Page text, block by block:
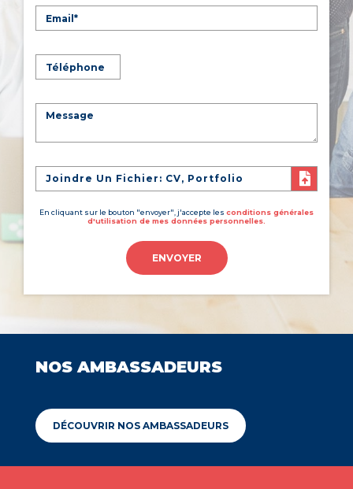
Joindre Un Fichier: CV, Portfolio
En cliquant sur le bouton "envoyer", j'accepte les conditions générales
d'utilisation de mes données personnelles.
ENVOYER
NOS AMBASSADEURS
DÉCOUVRIR NOS AMBASSADEURS